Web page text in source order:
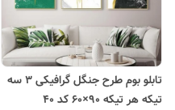
تابلو بوم طرح جنگل گرافیکی ۳ سه
تیکه هر تیکه ۹۰×۶۰ کد ۴۰